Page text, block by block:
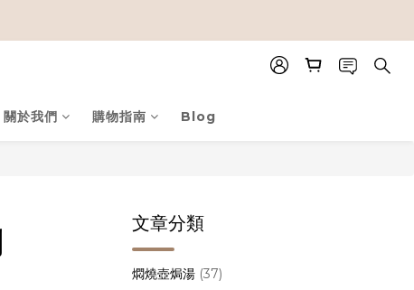
關於我們 購物指南 Blog
文章分類
燜燒壺焗湯 (37)